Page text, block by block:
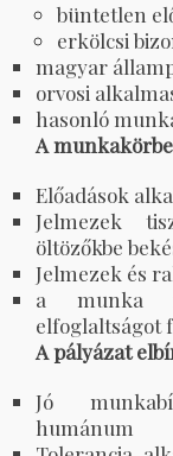
büntetlen
erkölcsi
magyar
orvosi
hasonló
A
Előadások
Jelmezek
öltözőkbe
Jelmezek és
a munka
elfoglaltságot
A pályázat
Jó
humánum